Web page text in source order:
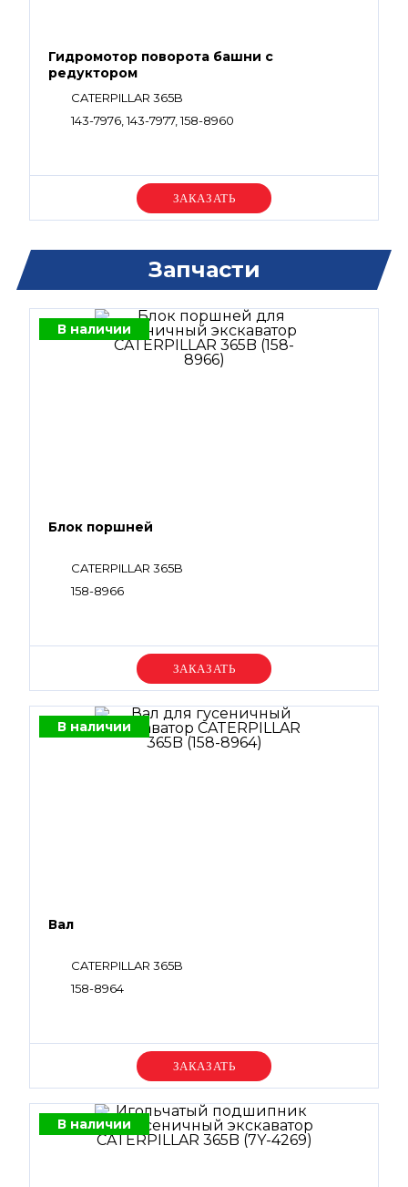
Гидромотор поворота башни с
редуктором
CATERPILLAR 365B
143-7976, 143-7977, 158-8960
Уточняйте цену
Запчасти
В наличии
Блок поршней
CATERPILLAR 365B
158-8966
Уточняйте цену
В наличии
Вал
CATERPILLAR 365B
158-8964
Уточняйте цену
В наличии